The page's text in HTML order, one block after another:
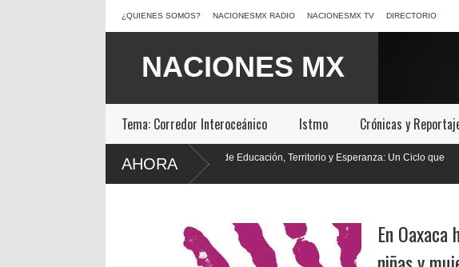
¿QUIENES SOMOS? NACIONESMX RADIO NACIONESMX TV DIRECTORIO
Tema: Corredor Interoceánico Istmo Crónicas y
AHORA
Diez Años de Educación, Territorio y Esperanza: Un Ciclo que
Concluye
En